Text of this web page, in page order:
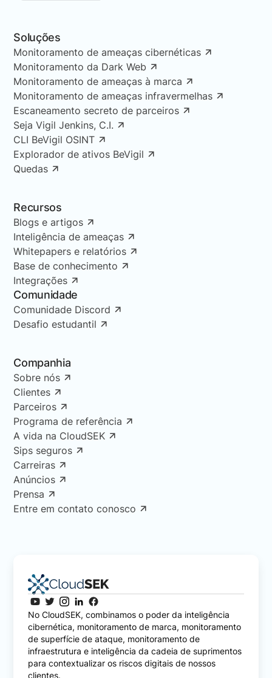
Soluções
Monitoramento de ameaças cibernéticas
Monitoramento da Dark Web
Monitoramento de ameaças à marca
Monitoramento de ameaças infravermelhas
Escaneamento secreto de parceiros
Seja Vigil Jenkins, C.I.
CLI BeVigil OSINT
Explorador de ativos BeVigil
Quedas
Recursos
Blogs e artigos
Inteligência de ameaças
Whitepapers e relatórios
Base de conhecimento
Integrações
Comunidade
Comunidade Discord
Desafio estudantil
Companhia
Sobre nós
Clientes
Parceiros
Programa de referência
A vida na CloudSEK
Sips seguros
Carreiras
Anúncios
Prensa
Entre em contato conosco
No CloudSEK, combinamos o poder da inteligência
cibernética, monitoramento de marca, monitoramento
de superfície de ataque, monitoramento de
infraestrutura e inteligência da cadeia de suprimentos
para contextualizar os riscos digitais de nossos
clientes.